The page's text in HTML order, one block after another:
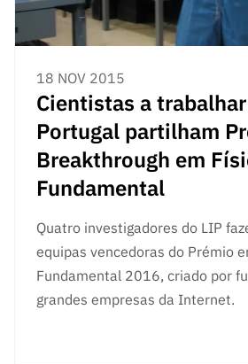
18 NOV 2015
Cientistas a
Portugal partilham
Breakthrough em
Fundamental
Quatro investigadores do LIP
equipas vencedoras do Prémio
Fundamental 2016, criado por
grandes empresas da Internet.